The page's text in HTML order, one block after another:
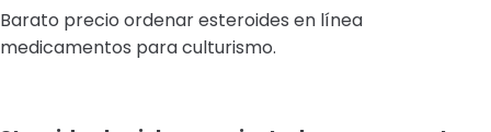
Barato precio ordenar esteroides en línea
medicamentos para culturismo.